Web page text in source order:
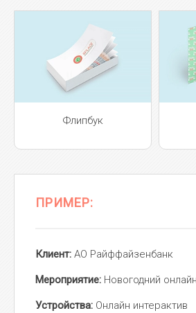
Флипбук
ПРИМЕР:
Клиент: АО Райффайзенбанк
Мероприятие: Новогодний
Устройства: Онлайн интерактив